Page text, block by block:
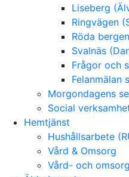
Liseberg
Ringvägen
Röda
Svalnäs
Frågor och
Felanmälan
Morgondagens
Social
Hemtjänst
Hushållsarbete
Vård & Omsorg
Vård- och